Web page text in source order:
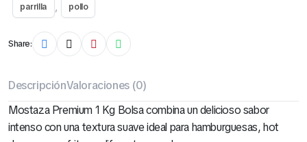
parrilla , pollo
Share:
DescripciónValoraciones (0)
Mostaza Premium 1 Kg Bolsa combina un delicioso sabor
intenso con una textura suave ideal para hamburguesas, hot